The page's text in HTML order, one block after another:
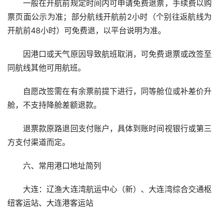
一般在开航前规定时间内可申请免费退票，手续费以购
票页面公示为准；部分航线开航前2小时（个别往返航线为
开航前48小时）可免费退，以平台说明为准。
因港口或天气原因导致航班取消，可免费退票或改签至
同航线其他可用航班。
自愿改签需在有余票前提下进行，同等舱位或补差价升
舱，不支持降舱差额退款。
退票款原路退回支付账户，具体到账时间视银行或第三
方支付渠道而定。
六、常用港口地址简列
大连：辽渔大连湾航运中心（新）、大连湾综合交通枢
纽客运站、大连港客运站